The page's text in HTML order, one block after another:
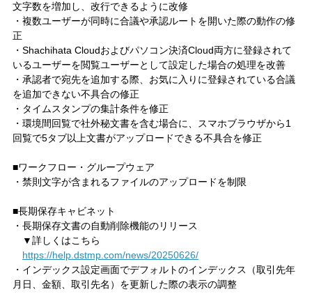
文字数を増加し、改行できるように改修
・複数ユーザーが同時に合議や承認ルートを開いた際の動作の修
正
・Shachihata Cloudおよびパソコン決済Cloud両方に登録されて
いるユーザーを閲覧ユーザーとして設定した場合の処理を改善
・承認者で宛先を追加する際、お気に入りに登録されている合議
を追加できない不具合の修正
・タイムスタンプの集計条件を修正
・環境間回覧で社外秘文書を含む場合に、スマホブラウザから1
回覧で5タブ以上文書がアップロードできる不具合を修正
■ワークフロー・グループウェア
・禁則文字が含まれるファイルのアップロードを制限
■長期保存キャビネット
・長期保存文書の自動削除機能のリリース
▼詳しくはこちら
https://help.dstmp.com/news/20250626/
・インデックス設定画面でデフォルトのインデックス（取引先年
月日、金額、取引先名）を更新した際の表示の調整